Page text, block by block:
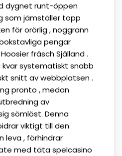
dygnet runt-öppen
som jämställer topp
för orörlig , noggrann
pengar
fräsch Själland .
systematiskt snabb
snitt av webbplatsen .
pronto , medan
av
sömlöst. Denna
viktigt till den
leva , förhindrar
med täta spelcasino